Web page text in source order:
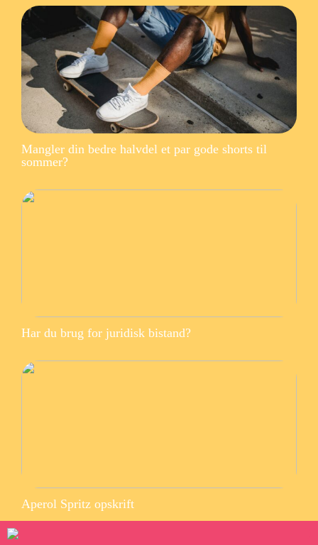
Mangler din bedre halvdel et par gode shorts til
sommer?
Har du brug for juridisk bistand?
Aperol Spritz opskrift